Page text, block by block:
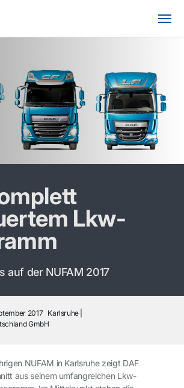
Lkw-
auf der NUFAM 2017
2017 Karlsruhe
GmbH
NUFAM in Karlsruhe zeigt DAF
aus seinem umfangreichen Lkw-